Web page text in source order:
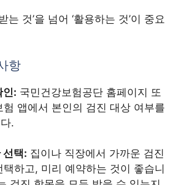
는 것’을 넘어 ‘활용하는 것’이 중요
항
인: 국민건강보험공단 홈페이지 또
험 앱에서 본인의 검진 대상 여부를
.
선택: 집이나 직장에서 가까운 검진
택하고, 미리 예약하는 것이 좋습니